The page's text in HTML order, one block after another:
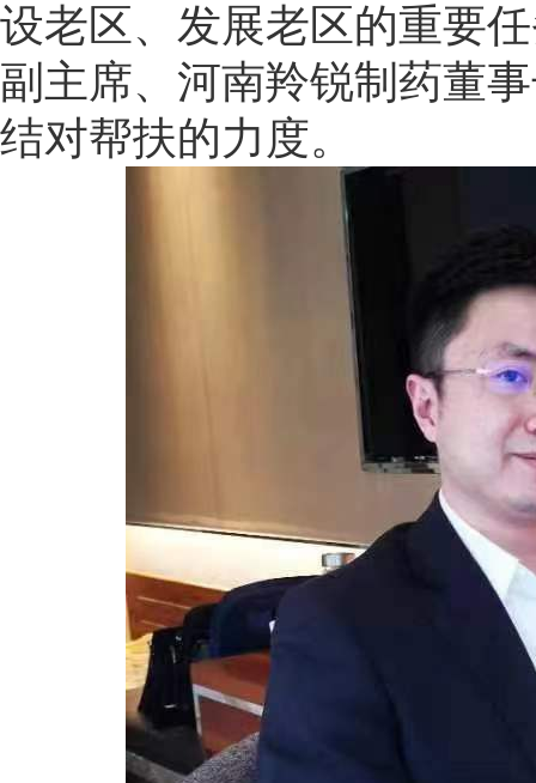
设老区、发展老区的重要
副主席、河南羚锐制药董
结对帮扶的力度。